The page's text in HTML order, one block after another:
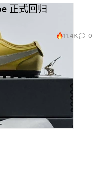
正式回归
11.4K 0